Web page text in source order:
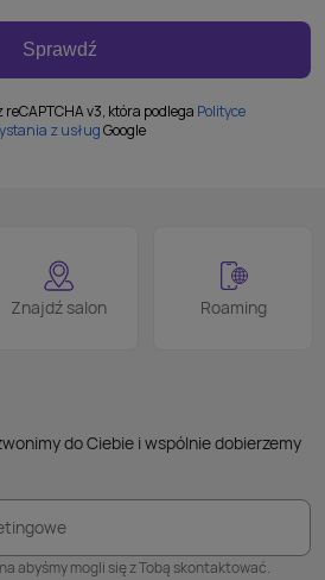
Sprawdź
v3, która podlega Polityce
z usługGoogle
Znajdź salon Roaming
do Ciebie i wspólnie dobierzemy
abyśmy mogli się z Tobą skontaktować.